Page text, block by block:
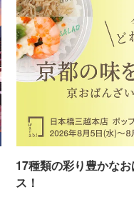
17種類の彩り豊かな
ス！